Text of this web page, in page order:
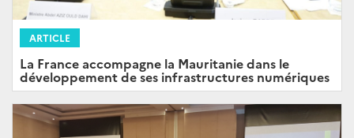
ARTICLE
La France accompagne la Mauritanie dans le
développement de ses infrastructures numériques